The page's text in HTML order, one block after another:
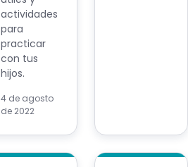
actividades
para
practicar
con tus
hijos.
4 de agosto
de 2022